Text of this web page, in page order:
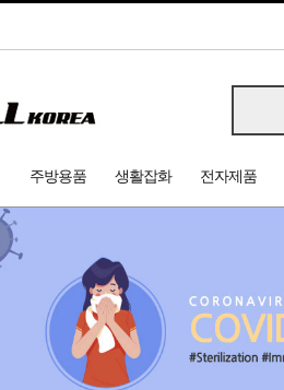
주방용품 생활잡화 전자제품